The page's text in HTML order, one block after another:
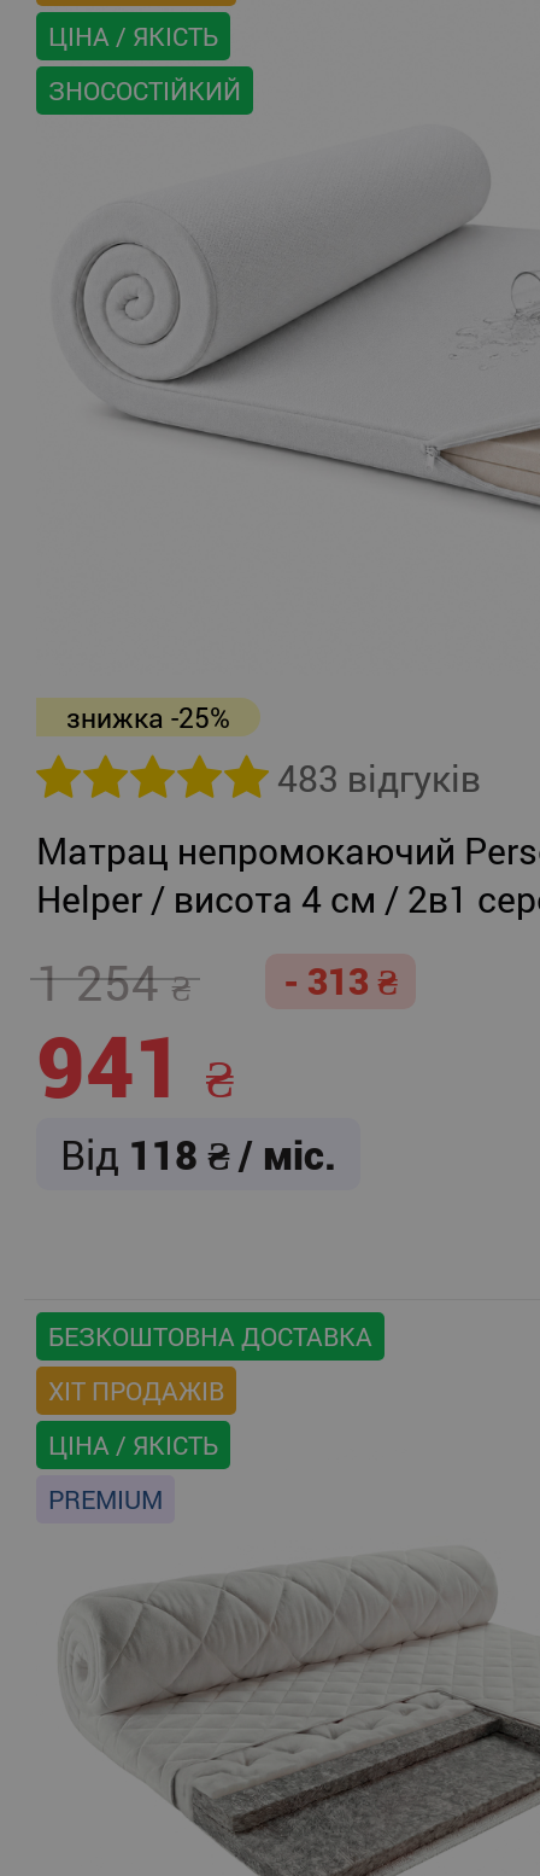
ЦІНА / ЯКІСТЬ
ЗНОСОСТІЙКИЙ
знижка -25%
483 відгуків
Матрац непромокаючий
Helper / висота 4 см / 2в1
1 254 - 313
941
Від 118 / міс.
БЕЗКОШТОВНА ДОСТАВКА
ХІТ ПРОДАЖІВ
ЦІНА / ЯКІСТЬ
PREMIUM